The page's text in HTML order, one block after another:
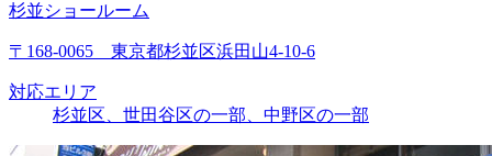
杉並ショールーム
〒168-0065 東京都杉並区浜田山4-10-6
対応エリア
杉並区、世田谷区の一部、中野区の一部